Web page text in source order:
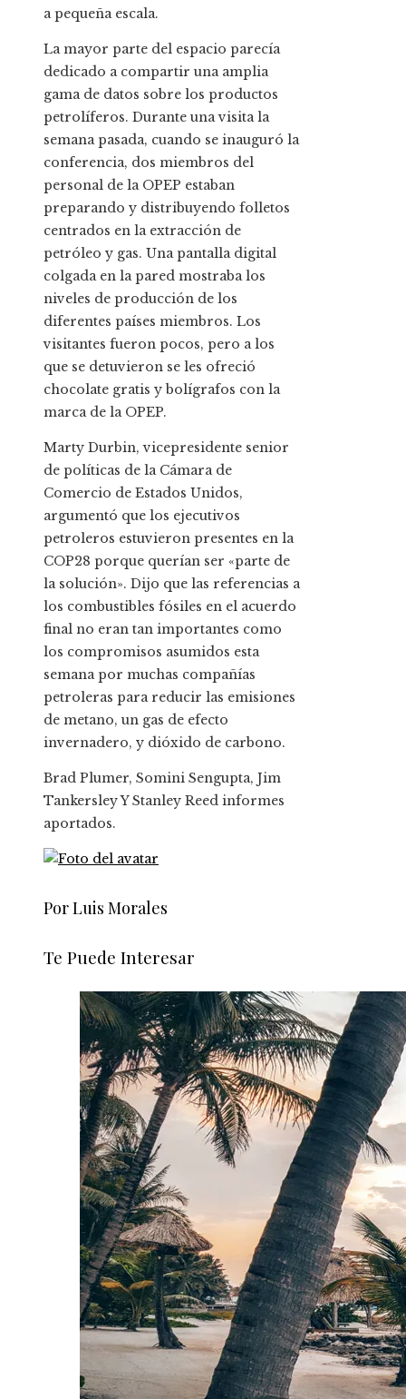
a pequeña escala.
La mayor parte del espacio parecía
dedicado a compartir una amplia
gama de datos sobre los productos
petrolíferos. Durante una visita la
semana pasada, cuando se inauguró la
conferencia, dos miembros del
personal de la OPEP estaban
preparando y distribuyendo folletos
centrados en la extracción de
petróleo y gas. Una pantalla digital
colgada en la pared mostraba los
niveles de producción de los
diferentes países miembros. Los
visitantes fueron pocos, pero a los
que se detuvieron se les ofreció
chocolate gratis y bolígrafos con la
marca de la OPEP.
Marty Durbin, vicepresidente senior
de políticas de la Cámara de
Comercio de Estados Unidos,
argumentó que los ejecutivos
petroleros estuvieron presentes en la
COP28 porque querían ser «parte de
la solución». Dijo que las referencias a
los combustibles fósiles en el acuerdo
final no eran tan importantes como
los compromisos asumidos esta
semana por muchas compañías
petroleras para reducir las emisiones
de metano, un gas de efecto
invernadero, y dióxido de carbono.
Brad Plumer, Somini Sengupta, Jim
TankersleyYStanley Reed informes
aportados.
Por Luis Morales
Te Puede Interesar